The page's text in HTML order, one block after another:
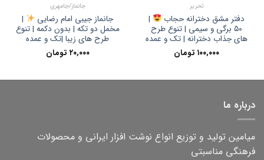
تحریر
دفتر مشق دخترانه حجاب
|
۵۰ برگی و سیمی | تنوع طرح
های جذاب دخترانه | تک و عمده
۱۰۰,۰۰۰ تومان
جانماز/جامهری
جانماز جیبی امام رضایی
|
مخمل دو تکه | بدون دکمه | تنوع
طرح های زیبا |تک و عمده
۲۰,۰۰۰ تومان
درباره ما
میامین تولید و توزیع انواع نوشت افزار ایرانی و محصولات
فرهنگی مناسبتی